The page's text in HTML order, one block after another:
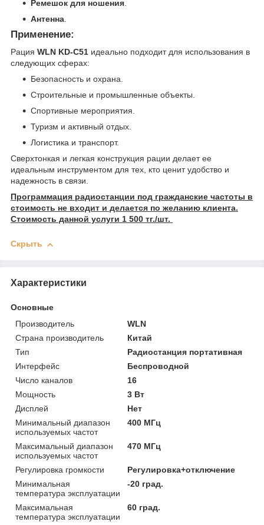
Ремешок для ношения
Антенна
Применение:
Рация WLN KD-C51 идеально подходит для использования в
следующих сферах:
Безопасность и охрана.
Строительные и промышленные объекты.
Спортивные мероприятия.
Туризм и активный отдых.
Логистика и транспорт.
Сверхтонкая и легкая конструкция рации делает ее
идеальным инструментом для тех, кто ценит удобство и
надежность в связи.
Программация радиостанции под гражданские частоты в
стоимость не входит и делается по желанию клиента.
Стоимость данной услуги 1 500 тг./шт.
Скрыть
Характеристики
Основные
Производитель
WLN
Страна производитель
Китай
Тип
Радиостанция портативная
Интерфейс
Беспроводной
Число каналов
16
Мощность
3 Вт
Дисплей
Нет
Минимальный диапазон
используемых частот
400 МГц
Максимальный диапазон
используемых частот
470 МГц
Регулировка громкости
Регулировка+отключение
Минимальная
температура эксплуатации
-20 град.
Максимальная
температура эксплуатации
60 град.